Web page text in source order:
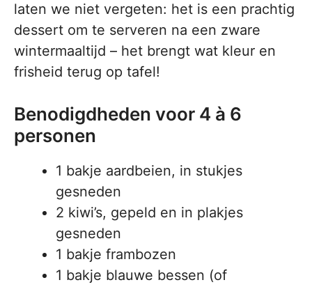
laten we niet vergeten: het is een prachtig
dessert om te serveren na een zware
wintermaaltijd – het brengt wat kleur en
frisheid terug op tafel!
Benodigdheden voor 4 à 6
personen
1 bakje aardbeien, in stukjes
gesneden
2 kiwi’s, gepeld en in plakjes
gesneden
1 bakje frambozen
1 bakje blauwe bessen (of